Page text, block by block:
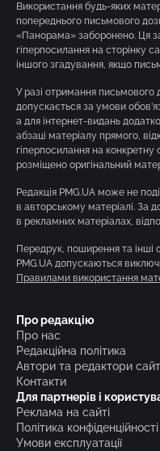
Використання будь-яких
попереднього письмового
«Панорама» заборонено. Ця
гіперпосилання на сторінку
іншого згадування, якщо
У разі отримання письмового
допускається за умови
а для інтернет-видань
абзаці матеріалу прямого,
гіперпосилання на конкретну
розміщено оригінальний
Редакція PMG.UA може не
в авторському матеріалі. За
в рекламних матеріалах,
Передрук, поширення та інші
PMG.UA допускаються
Правилами використання
Про редакцію
Про нас
Редакційна політика
Автори та редактори
Контакти
Для партнерів і
Реклама на сайті
Політика конфіденційності
Умови експлуатації